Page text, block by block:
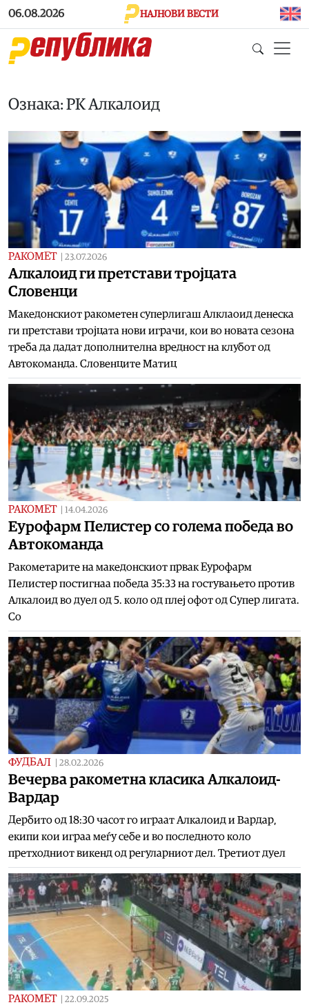
Skip to main content
06.08.2026 НАЈНОВИ ВЕСТИ
Ознака: РК Алкалоид
РАКОМЕТ 23.07.2026
Aлкалоид ги претстави тројцата
Словенци
Македонскиот ракометен суперлигаш Алклаоид денеска
ги претстави тројцата нови играчи, кои во новата сезона
треба да дадат дополнителна вредност на клубот од
Автокоманда. Словенците Матиц
РАКОМЕТ 14.04.2026
Еурофарм Пелистер со голема победа во
Автокоманда
Ракометарите на македонскиот првак Еурофарм
Пелистер постигнаа победа 35:33 на гостувањето против
Алкалоид во дуел од 5. коло од плеј офот од Супер лигата.
Со
ФУДБАЛ 28.02.2026
Вечерва ракометна класика Алкалоид-
Вардар
Дербито од 18:30 часот го играат Алкалоид и Вардар,
екипи кои играа меѓу себе и во последното коло
претходниот викенд од регуларниот дел. Третиот дуел
РАКОМЕТ 22.09.2025